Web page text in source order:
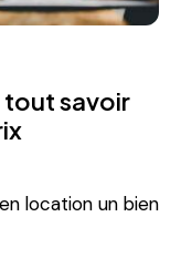
tout savoir
location un bien